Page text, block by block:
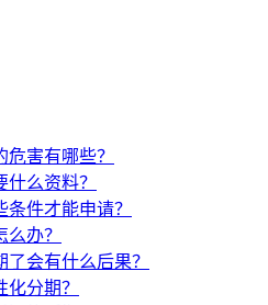
害有哪些？
么资料？
件才能申请？
办？
会有什么后果？
分期？